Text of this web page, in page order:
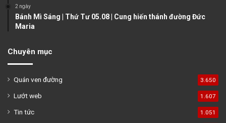
2 ngày
Bánh Mì Sáng | Thứ Tư 05.08 | Cung hiến thánh đường Đức
Maria
Chuyên mục
Quán ven đường 3.650
Lướt web 1.607
Tin tức 1.051